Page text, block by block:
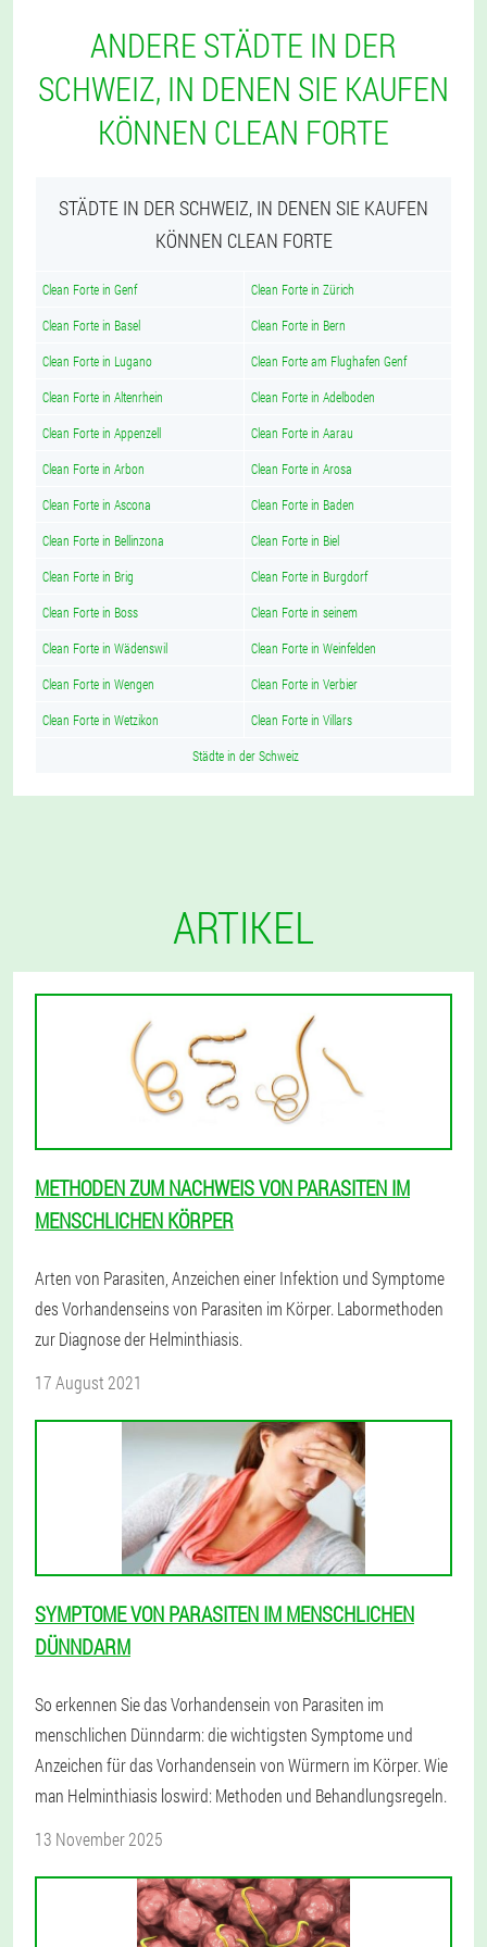
ANDERE STÄDTE IN DER
SCHWEIZ, IN DENEN SIE KAUFEN
KÖNNEN CLEAN FORTE
STÄDTE IN DER SCHWEIZ, IN DENEN SIE KAUFEN
KÖNNEN CLEAN FORTE
Clean Forte in Genf Clean Forte in Zürich
Clean Forte in Basel Clean Forte in Bern
Clean Forte in Lugano Clean Forte am Flughafen Genf
Clean Forte in Altenrhein Clean Forte in Adelboden
Clean Forte in Appenzell Clean Forte in Aarau
Clean Forte in Arbon Clean Forte in Arosa
Clean Forte in Ascona Clean Forte in Baden
Clean Forte in Bellinzona Clean Forte in Biel
Clean Forte in Brig Clean Forte in Burgdorf
Clean Forte in Boss Clean Forte in seinem
Clean Forte in Wädenswil Clean Forte in Weinfelden
Clean Forte in Wengen Clean Forte in Verbier
Clean Forte in Wetzikon Clean Forte in Villars
Städte in der Schweiz
ARTIKEL
METHODEN ZUM NACHWEIS VON PARASITEN IM
MENSCHLICHEN KÖRPER
Arten von Parasiten, Anzeichen einer Infektion und Symptome
des Vorhandenseins von Parasiten im Körper. Labormethoden
zur Diagnose der Helminthiasis.
17 August 2021
SYMPTOME VON PARASITEN IM MENSCHLICHEN
DÜNNDARM
So erkennen Sie das Vorhandensein von Parasiten im
menschlichen Dünndarm: die wichtigsten Symptome und
Anzeichen für das Vorhandensein von Würmern im Körper. Wie
man Helminthiasis loswird: Methoden und Behandlungsregeln.
13 November 2025